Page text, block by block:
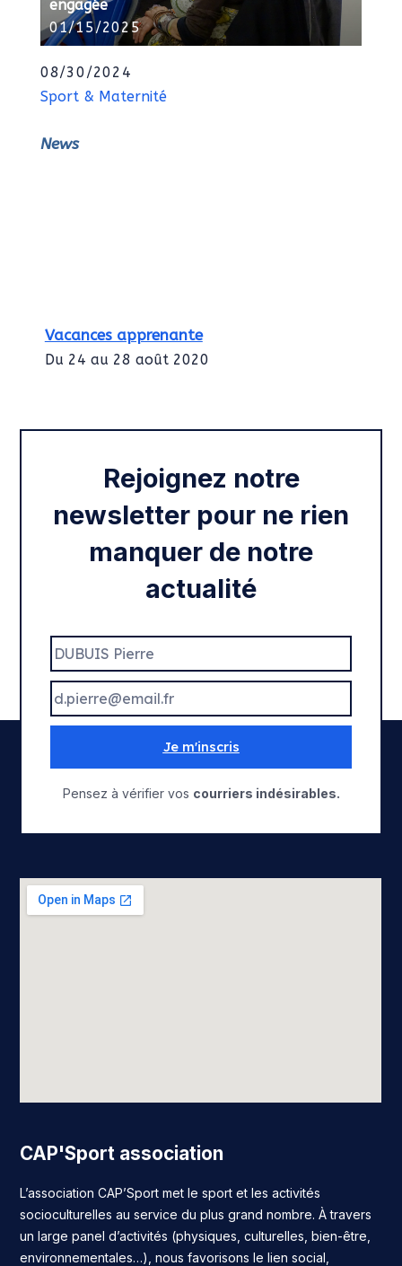
engagée
01/15/2025
08/30/2024
Sport & Maternité
News
Vacances apprenante
Du 24 au 28 août 2020
Rentrée 2020
Rejoignez notre
newsletter pour ne rien
manquer de notre
actualité
Je m'inscris
Pensez à vérifier vos courriers indésirables.
CAP'Sport association
L’association CAP’Sport met le sport et les activités
socioculturelles au service du plus grand nombre. À travers
un large panel d’activités (physiques, culturelles, bien-être,
environnementales…), nous favorisons le lien social,